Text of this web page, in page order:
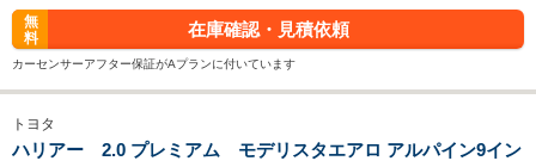
無
料
在庫確認・見積依頼
カーセンサーアフター保証がAプランに付いています
トヨタ
ハリアー 2.0 プレミアム モデリスタエアロ アルパイン9イン